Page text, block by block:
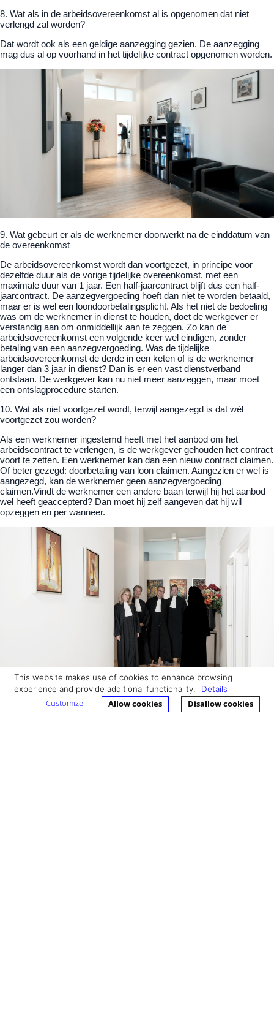
8. Wat als in de arbeidsovereenkomst al is opgenomen dat niet
verlengd zal worden?
Dat wordt ook als een geldige aanzegging gezien. De aanzegging
mag dus al op voorhand in het tijdelijke contract opgenomen worden.
9. Wat gebeurt er als de werknemer doorwerkt na de einddatum van
de overeenkomst
De arbeidsovereenkomst wordt dan voortgezet, in principe voor
dezelfde duur als de vorige tijdelijke overeenkomst, met een
maximale duur van 1 jaar. Een half-jaarcontract blijft dus een half-
jaarcontract. De aanzegvergoeding hoeft dan niet te worden betaald,
maar er is wel een loondoorbetalingsplicht. Als het niet de bedoeling
was om de werknemer in dienst te houden, doet de werkgever er
verstandig aan om onmiddellijk aan te zeggen. Zo kan de
arbeidsovereenkomst een volgende keer wel eindigen, zonder
betaling van een aanzegvergoeding. Was de tijdelijke
arbeidsovereenkomst de derde in een keten of is de werknemer
langer dan 3 jaar in dienst? Dan is er een vast dienstverband
ontstaan. De werkgever kan nu niet meer aanzeggen, maar moet
een ontslagprocedure starten.
10. Wat als niet voortgezet wordt, terwijl aangezegd is dat wél
voortgezet zou worden?
Als een werknemer ingestemd heeft met het aanbod om het
arbeidscontract te verlengen, is de werkgever gehouden het contract
voort te zetten. Een werknemer kan dan een nieuw contract claimen.
Of beter gezegd: doorbetaling van loon claimen. Aangezien er wel is
aangezegd, kan de werknemer geen aanzegvergoeding
claimen.Vindt de werknemer een andere baan terwijl hij het aanbod
wel heeft geaccepterd? Dan moet hij zelf aangeven dat hij wil
opzeggen en per wanneer.
In al deze en nog veel meer andere situaties verleent
This website makes use of cookies to enhance browsing
experience and provide additional functionality.
Details
Disallow cookies
Allow cookies
Customize